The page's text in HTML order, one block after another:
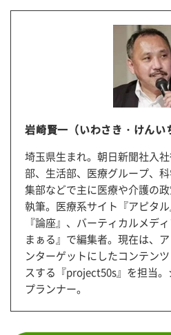
岩崎賢一（いわさき・けんい
埼玉県生まれ。朝日新聞社入
部、生活部、医療グループ、
集部などで主に医療や介護の
執筆。医療系サイト『アピタ
『論座』、バーティカルメデ
まぁる』で編集者。現在は、
ンターゲットにしたコンテン
スする『project50s』を担当
プランナー。